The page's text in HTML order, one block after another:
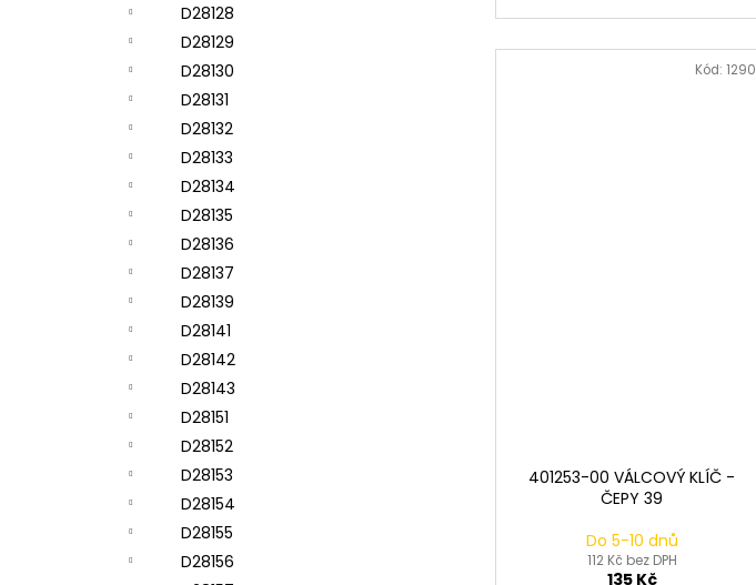
D28128
D28129
D28130
D28131
D28132
D28133
D28134
D28135
D28136
D28137
D28139
D28141
D28142
D28143
D28151
D28152
D28153
D28154
D28155
D28156
401253-00 VÁLCOVÝ KLÍČ -
ČEPY 39
Do 5-10 dnů
112 Kč bez DPH
135 Kč
Kód:1290